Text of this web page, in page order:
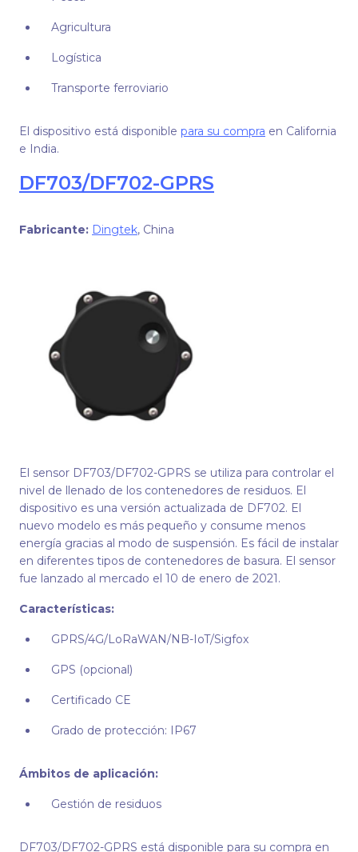
Agricultura
Logística
Transporte ferroviario
El dispositivo está disponible para su compra en California
e India.
DF703/DF702-GPRS
Fabricante: Dingtek, China
El sensor DF703/DF702-GPRS se utiliza para controlar el
nivel de llenado de los contenedores de residuos. El
dispositivo es una versión actualizada de DF702. El
nuevo modelo es más pequeño y consume menos
energía gracias al modo de suspensión. Es fácil de instalar
en diferentes tipos de contenedores de basura. El sensor
fue lanzado al mercado el 10 de enero de 2021.
Características:
GPRS/4G/LoRaWAN/NB-IoT/Sigfox
GPS (opcional)
Certificado CE
Grado de protección: IP67
Ámbitos de aplicación:
Gestión de residuos
DF703/DF702-GPRS está disponible para su compra en